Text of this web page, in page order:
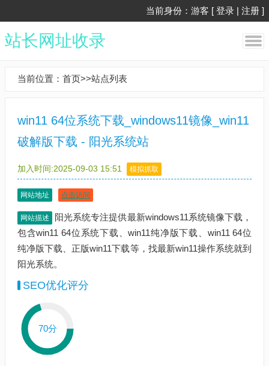
当前身份：游客 [ 登录 | 注册 ]
站长网址收录
当前位置： 首页>>站点列表
win11 64位系统下载_windows11镜像_win11
破解版下载 - 阳光系统站
加入时间:2025-09-03 15:51 模拟抓取
网站地址 点击访问
网站描述
阳光系统专注提供最新windows11系统镜像下载，
包含win11 64位系统下载、win11纯净版下载、win11 64位
纯净版下载、正版win11下载等，找最新win11操作系统就到
阳光系统。
SEO优化评分
70分